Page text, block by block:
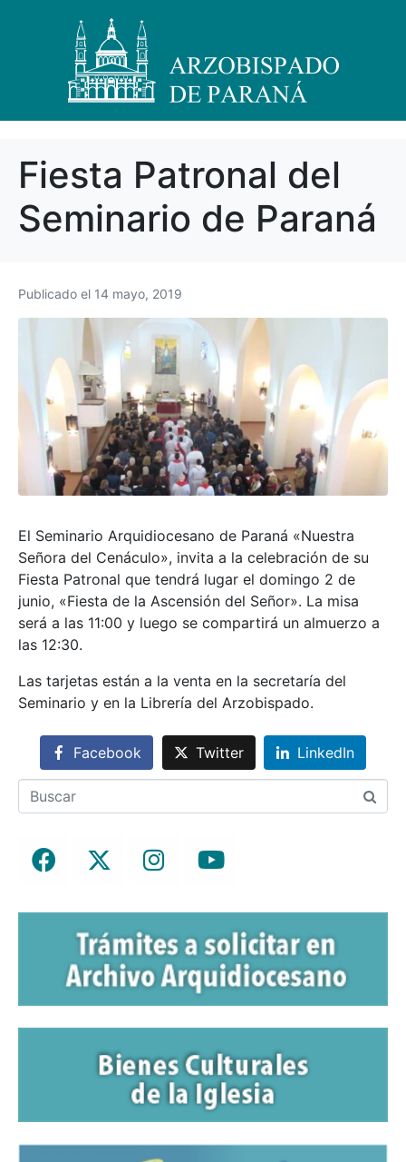
Fiesta Patronal del
Seminario de Paraná
Publicado el 14 mayo, 2019
El Seminario Arquidiocesano de Paraná «Nuestra
Señora del Cenáculo», invita a la celebración de su
Fiesta Patronal que tendrá lugar el domingo 2 de
junio, «Fiesta de la Ascensión del Señor». La misa
será a las 11:00 y luego se compartirá un almuerzo a
las 12:30.
Las tarjetas están a la venta en la secretaría del
Seminario y en la Librería del Arzobispado.
Facebook Twitter LinkedIn